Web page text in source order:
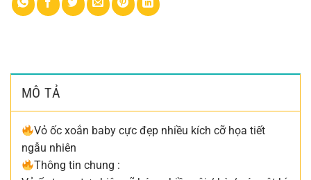
MÔ TẢ
Vỏ ốc xoắn baby cực đẹp nhiều kích cỡ họa tiết
ngẫu nhiên
Thông tin chung :